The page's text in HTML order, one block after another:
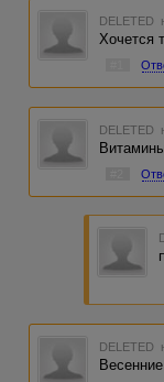
DELETED
Хочется
DELETED
DELETED